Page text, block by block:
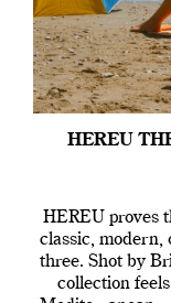
HEREU
HEREU proves
classic, modern,
three. Shot by
collection